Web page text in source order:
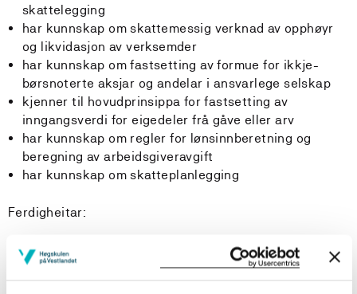
skattelegging
har kunnskap om skattemessig verknad av opphøyr
og likvidasjon av verksemder
har kunnskap om fastsetting av formue for ikkje-
børsnoterte aksjar og andelar i ansvarlege selskap
kjenner til hovudprinsippa for fastsetting av
inngangsverdi for eigedeler frå gåve eller arv
har kunnskap om regler for lønsinnberetning og
beregning av arbeidsgiveravgift
har kunnskap om skatteplanlegging
Ferdigheitar:
Studenten kan